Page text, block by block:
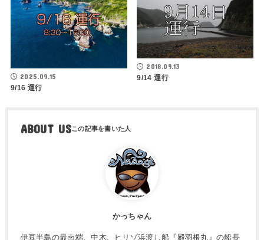
2025.09.15
9/16 運行
2018.09.13
9/14 運行
ABOUT US
かっちゃん
伊豆半島の最南端、中木、ヒリゾ浜渡し船『殿羽根丸』の船長